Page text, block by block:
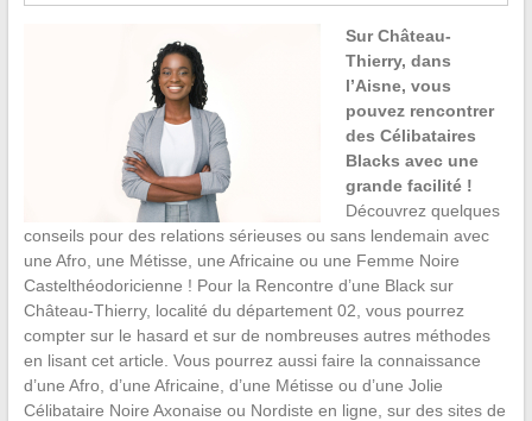
Sur Château-
Thierry, dans
l’Aisne, vous
pouvez rencontrer
des Célibataires
Blacks avec une
grande facilité !
Découvrez quelques
conseils pour des relations sérieuses ou sans lendemain avec
une Afro, une Métisse, une Africaine ou une Femme Noire
Castelthéodoricienne ! Pour la Rencontre d’une Black sur
Château-Thierry, localité du département 02, vous pourrez
compter sur le hasard et sur de nombreuses autres méthodes
en lisant cet article. Vous pourrez aussi faire la connaissance
d’une Afro, d’une Africaine, d’une Métisse ou d’une Jolie
Célibataire Noire Axonaise ou Nordiste en ligne, sur des sites de